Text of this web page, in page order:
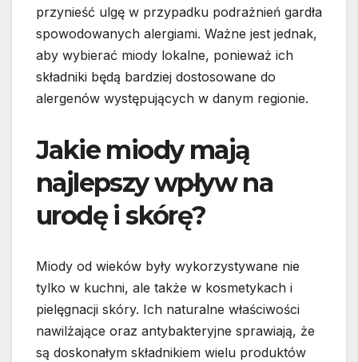
przynieść ulgę w przypadku podrażnień gardła
spowodowanych alergiami. Ważne jest jednak,
aby wybierać miody lokalne, ponieważ ich
składniki będą bardziej dostosowane do
alergenów występujących w danym regionie.
Jakie miody mają
najlepszy wpływ na
urodę i skórę?
Miody od wieków były wykorzystywane nie
tylko w kuchni, ale także w kosmetykach i
pielęgnacji skóry. Ich naturalne właściwości
nawilżające oraz antybakteryjne sprawiają, że
są doskonałym składnikiem wielu produktów